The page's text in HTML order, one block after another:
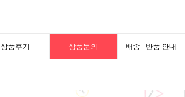
상품후기 상품문의 배송 · 반품 안내